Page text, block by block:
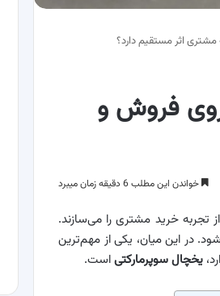
اثر مستقیم دارد؟
فروش و
خواندن این مطلب 6 دقیقه زمان میبرد
تجربه خرید مشتری را می‌سازند.
در این میان، یکی از مهم‌ترین
یخچال سوپرمارکتیاست.